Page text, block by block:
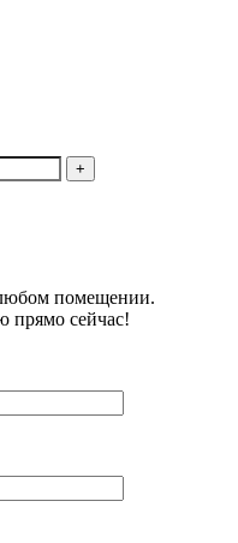
помещении.
прямо сейчас!